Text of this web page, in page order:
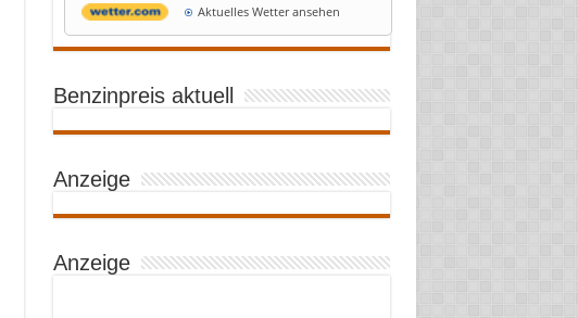
Aktuelles Wetter ansehen
Benzinpreis aktuell
Anzeige
Anzeige